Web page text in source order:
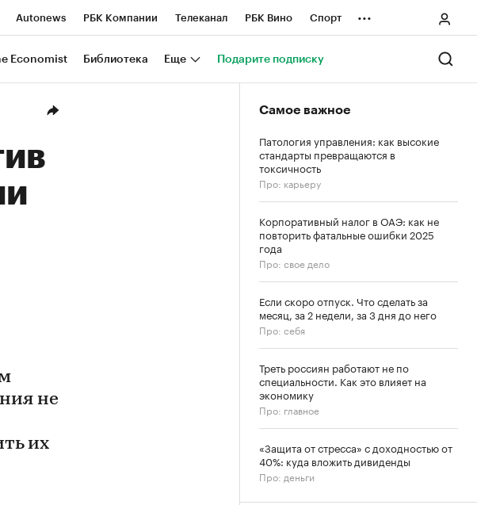
Autonews РБК Компании Телеканал РБК Вино Спорт
Национальные проекты Город
...
Economist Библиотека Еще Подарите подписку
не
их
Самое важное
Патология управления: как высокие
стандарты превращаются в
токсичность
Про: карьеру
Корпоративный налог в ОАЭ: как не
повторить фатальные ошибки 2025
года
Про: свое дело
Если скоро отпуск. Что сделать за
месяц, за 2 недели, за 3 дня до него
Про: себя
Треть россиян работают не по
специальности. Как это влияет на
экономику
Про: главное
«Защита от стресса» с доходностью от
40%: куда вложить дивиденды
Про: деньги